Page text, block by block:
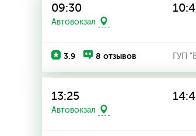
09:30
Автовокзал
3.9 8 отзывов ГУП
13:25
Автовокзал